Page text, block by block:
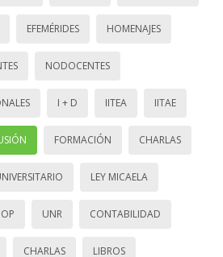
EFEMÉRIDES HOMENAJES
NODOCENTES
I + D IITEA IITAE
FORMACIÓN CHARLAS
LEY MICAELA
UNR CONTABILIDAD
CHARLAS LIBROS